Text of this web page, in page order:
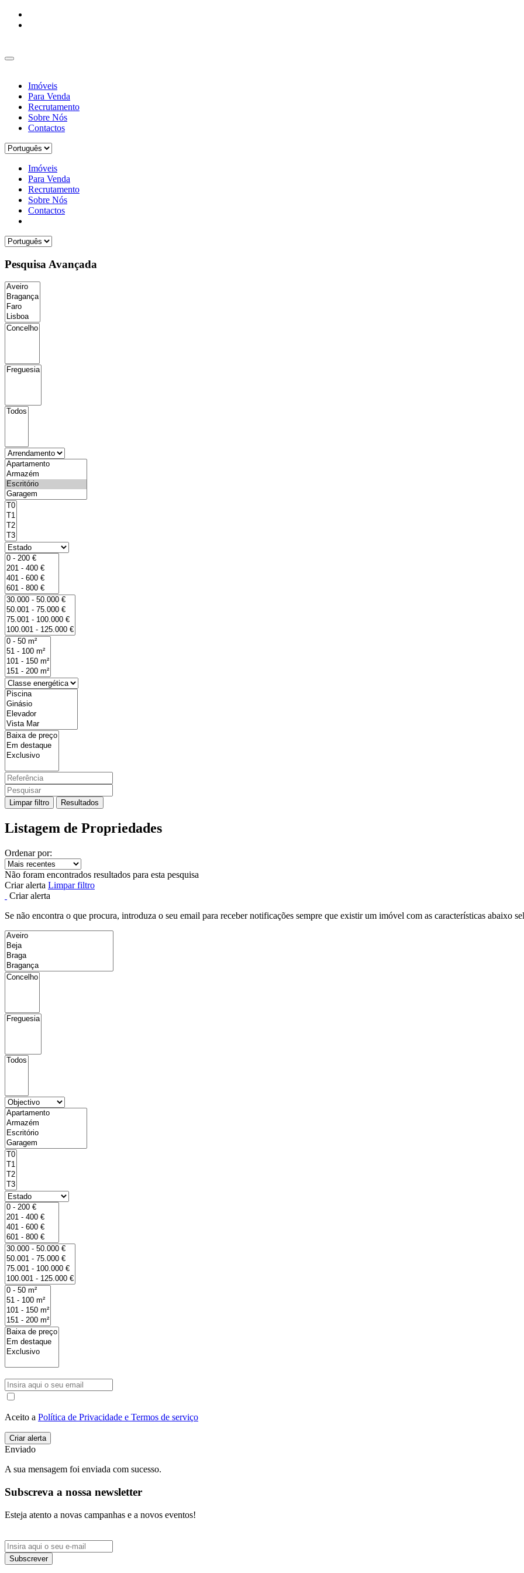
Imóveis
Para Venda
Recrutamento
Sobre Nós
Contactos
Imóveis
Para Venda
Recrutamento
Sobre Nós
Contactos
Pesquisa Avançada
Limpar filtro Resultados
Listagem de Propriedades
Ordenar por:
Não foram encontrados resultados para esta pesquisa
Criar alerta Limpar filtro
Criar alerta
Se não encontra o que procura, introduza o seu email para receber notificações sempre que existir um imóvel com as características abaixo
Aceito a Política de Privacidade e Termos de serviço
Enviado
A sua mensagem foi enviada com sucesso.
Subscreva a nossa newsletter
Esteja atento a novas campanhas e a novos eventos!